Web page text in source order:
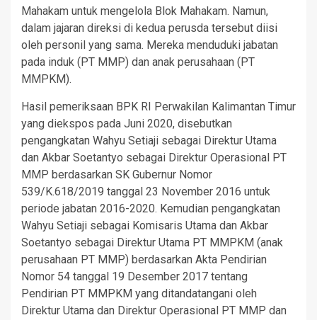
Mahakam untuk mengelola Blok Mahakam. Namun,
dalam jajaran direksi di kedua perusda tersebut diisi
oleh personil yang sama. Mereka menduduki jabatan
pada induk (PT MMP) dan anak perusahaan (PT
MMPKM).
Hasil pemeriksaan BPK RI Perwakilan Kalimantan Timur
yang diekspos pada Juni 2020, disebutkan
pengangkatan Wahyu Setiaji sebagai Direktur Utama
dan Akbar Soetantyo sebagai Direktur Operasional PT
MMP berdasarkan SK Gubernur Nomor
539/K.618/2019 tanggal 23 November 2016 untuk
periode jabatan 2016-2020. Kemudian pengangkatan
Wahyu Setiaji sebagai Komisaris Utama dan Akbar
Soetantyo sebagai Direktur Utama PT MMPKM (anak
perusahaan PT MMP) berdasarkan Akta Pendirian
Nomor 54 tanggal 19 Desember 2017 tentang
Pendirian PT MMPKM yang ditandatangani oleh
Direktur Utama dan Direktur Operasional PT MMP dan